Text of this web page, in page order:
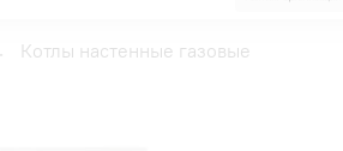
Котлы настенные газовые